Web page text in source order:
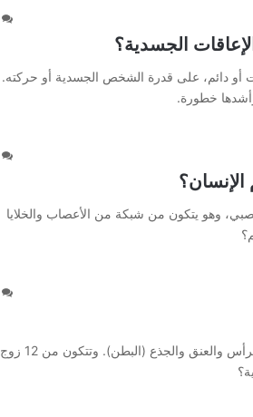
الجسدية؟
أو دائم، على قدرة الشخص الجسدية أو حركته.
خطورة.
وهو يتكون من شبكة من الأعصاب والخلايا
الاعصاب القحفية التي تربط الدماغ بالرأس والعنق والجذع (البطن). وتتكون من 12 زوج